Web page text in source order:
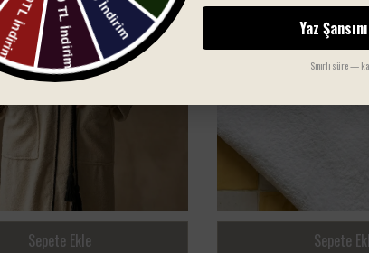
Sepete Ekle Sepete
Yaz
Sınırlı süre —